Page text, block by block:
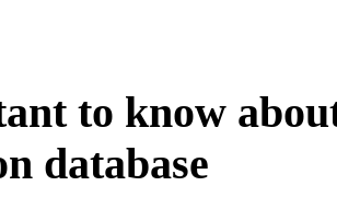
to know
database